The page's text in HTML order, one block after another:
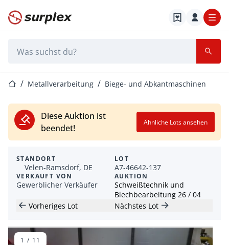
Startseite
StartseiteMetallverarbeitung Biege- und Abkantmaschinen
Diese Auktion ist
beendet!
Ähnliche Lots ansehen
STANDORT
Velen-Ramsdorf, DE
VERKAUFT VON
Gewerblicher Verkäufer
LOT
A7-46642-137
AUKTION
Schweißtechnik und
Blechbearbeitung 26 / 04
Vorheriges Lot
Nächstes Lot
1 / 11